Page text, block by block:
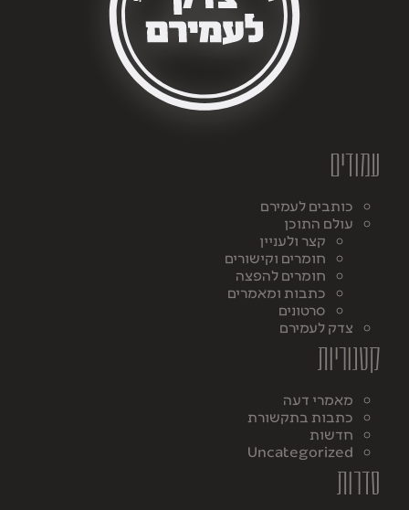
עמודים
כותבים לעמירם
עולם התוכן
קצר ולעניין
חומרים וקישורים
חומרים להפצה
כתבות ומאמרים
סרטונים
צדק לעמירם
קטגוריות
מאמרי דעה
כתבות בתקשורת
חדשות
Uncategorized
סדרות